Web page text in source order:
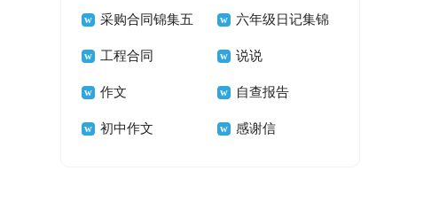
任工作计划 唯美的句子汇总66
句
采购合同锦集五
篇
六年级日记集锦
15篇
工程合同 说说
作文 自查报告
初中作文 感谢信